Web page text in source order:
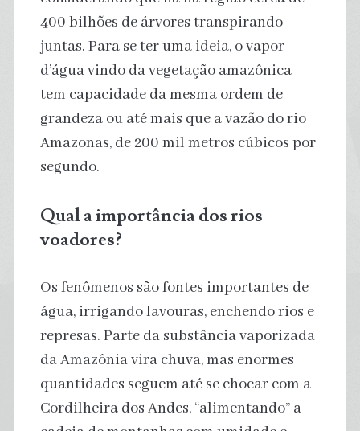
400 bilhões de árvores transpirando
juntas. Para se ter uma ideia, o vapor
d’água vindo da vegetação amazônica
tem capacidade da mesma ordem de
grandeza ou até mais que a vazão do rio
Amazonas, de 200 mil metros cúbicos por
segundo.
Qual a importância dos rios
voadores?
Os fenômenos são fontes importantes de
água, irrigando lavouras, enchendo rios e
represas. Parte da substância vaporizada
da Amazônia vira chuva, mas enormes
quantidades seguem até se chocar com a
Cordilheira dos Andes, “alimentando” a